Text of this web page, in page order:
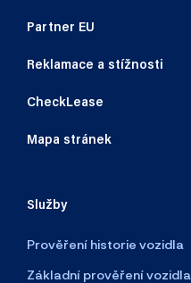
Partner EU
Reklamace a stížnosti
CheckLease
Mapa stránek
Služby
Prověření historie vozidla
Základní prověření vozidla